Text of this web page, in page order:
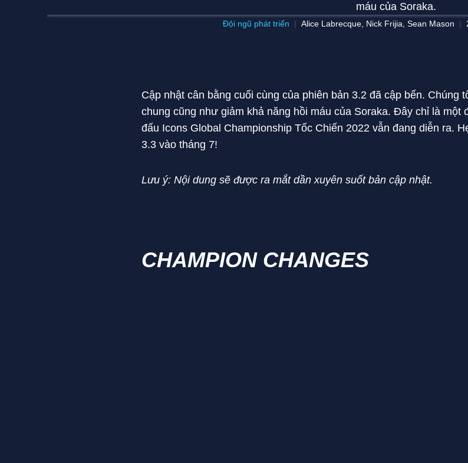
máu của Soraka.
Đội ngũ phát triển Alice Labrecque, Nick Frijia, Sean Mason
Cập nhật cân bằng cuối cùng của phiên bản 3.2 đã cập bến. Chúng
chung cũng như giảm khả năng hồi máu của Soraka. Đây chỉ là một
đấu Icons Global Championship Tốc Chiến 2022 vẫn đang diễn ra.
3.3 vào tháng 7!
Lưu ý: Nội dung sẽ được ra mắt dần xuyên suốt bản cập nhật.
CHAMPION CHANGES